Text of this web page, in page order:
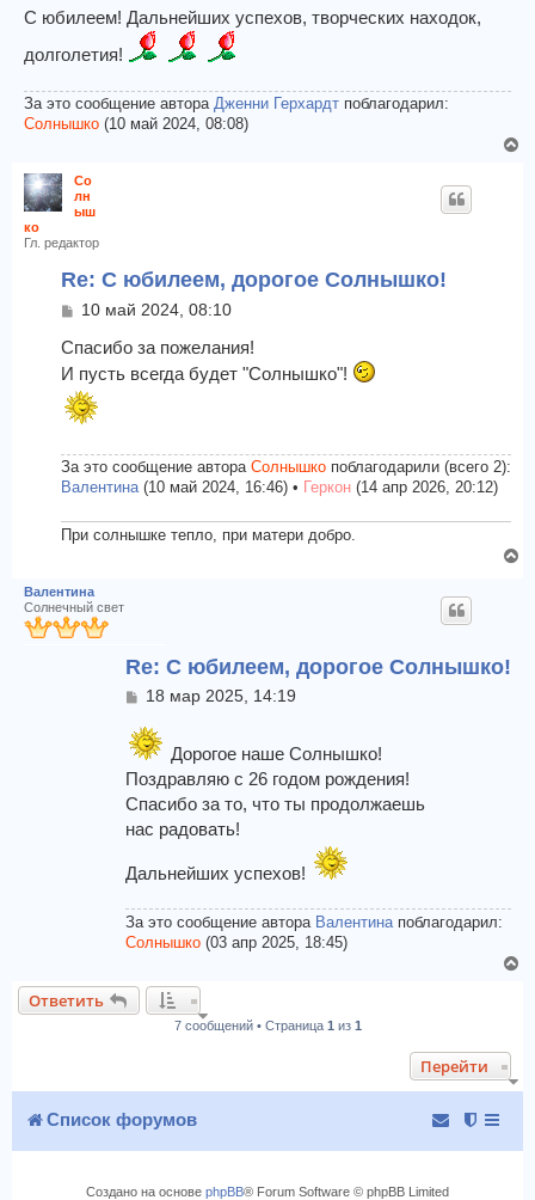
о
щ
н
и
е
С юбилеем! Дальнейших успехов, творческих находок,
долголетия!
За это сообщение автора Дженни Герхардт поблагодарил:
Солнышко (10 май 2024, 08:08)
Со
лн
ыш
ко
Гл. редактор
Re: С юбилеем, дорогое Солнышко!
С
о
щ
е
н
е
10 май 2024, 08:10
Спасибо за пожелания!
И пусть всегда будет "Солнышко"!
За это сообщение автора Солнышко поблагодарили (всего 2):
Валентина(10 май 2024, 16:46) • Геркон (14 апр 2026, 20:12)
При солнышке тепло, при матери добро.
Валентина
Солнечный свет
Re: С юбилеем, дорогое Солнышко!
С
о
б
е
н
и
18 мар 2025, 14:19
Дорогое наше Солнышко!
Поздравляю с 26 годом рождения!
Спасибо за то, что ты продолжаешь
нас радовать!
Дальнейших успехов!
За это сообщение автора Валентинапоблагодарил:
Солнышко (03 апр 2025, 18:45)
ь
Ответить
7 сообщений • Страница 1 из 1
Перейти
Список форумов
Создано на основе phpBB® Forum Software © phpBB Limited